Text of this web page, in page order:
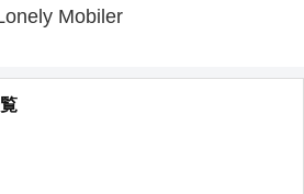
Mobiler